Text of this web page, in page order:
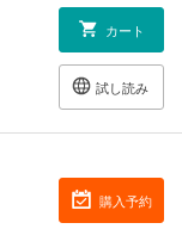
カート
試し読み
購入予約